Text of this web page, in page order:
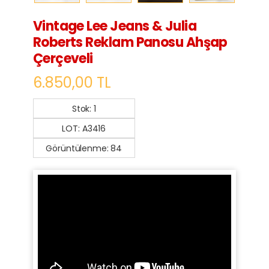
Vintage Lee Jeans & Julia
Roberts Reklam Panosu Ahşap
Çerçeveli
6.850,00 TL
Stok: 1
LOT: A3416
Görüntülenme: 84